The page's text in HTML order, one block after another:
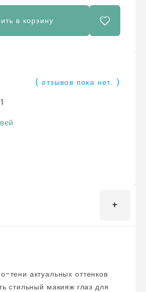
в корзину
( отзывов пока нет. )
стильный макияж глаз для